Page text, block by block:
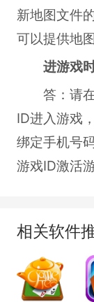
新地图文件
可以提供地
进游戏
答：请在
ID进入游戏
绑定手机号
游戏ID激活游
相关软件